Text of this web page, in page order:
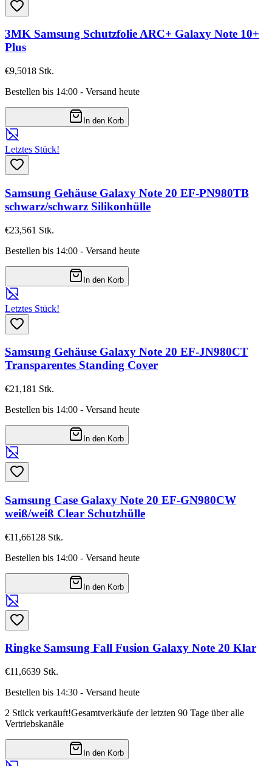
3MK Samsung Schutzfolie ARC+ Galaxy Note 10+
Plus
€9,5018 Stk.
Bestellen bis 14:00 - Versand heute
In den Korb
Letztes Stück!
Samsung Gehäuse Galaxy Note 20 EF-PN980TB
schwarz/schwarz Silikonhülle
€23,561 Stk.
Bestellen bis 14:00 - Versand heute
In den Korb
Letztes Stück!
Samsung Gehäuse Galaxy Note 20 EF-JN980CT
Transparentes Standing Cover
€21,181 Stk.
Bestellen bis 14:00 - Versand heute
In den Korb
Samsung Case Galaxy Note 20 EF-GN980CW
weiß/weiß Clear Schutzhülle
€11,66128 Stk.
Bestellen bis 14:00 - Versand heute
In den Korb
Ringke Samsung Fall Fusion Galaxy Note 20 Klar
€11,6639 Stk.
Bestellen bis 14:30 - Versand heute
2 Stück verkauft!Gesamtverkäufe der letzten 90 Tage über alle
Vertriebskanäle
In den Korb